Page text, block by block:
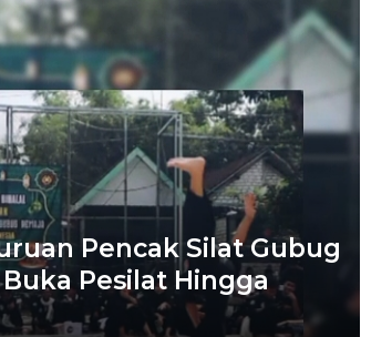
Pencak Silat Gubug
Pesilat Hingga